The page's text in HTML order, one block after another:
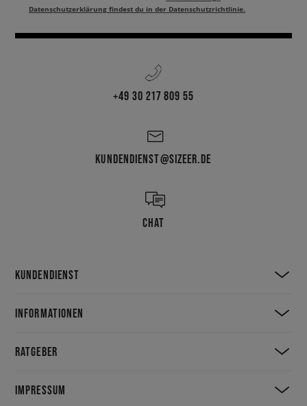
Datenschutzerklärung findest du in der Datenschutzrichtlinie.
+49 30 217 809 55
KUNDENDIENST@SIZEER.DE
CHAT
KUNDENDIENST
INFORMATIONEN
RATGEBER
IMPRESSUM